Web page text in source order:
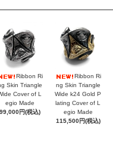
Ribbon Ri
Skin Triangle
Cover of L
egio Made
99,000円(税込)
Ribbon Ri
ng Skin Triangle
Wide k24 Gold P
lating Cover of L
egio Made
115,500円(税込)